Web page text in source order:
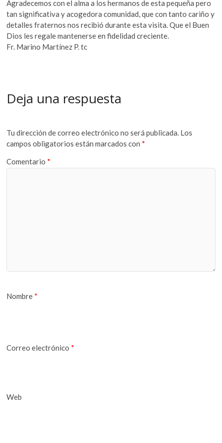
Agradecemos con el alma a los hermanos de esta pequeña pero
tan significativa y acogedora comunidad, que con tanto cariño y
detalles fraternos nos recibió durante esta visita. Que el Buen
Dios les regale mantenerse en fidelidad creciente.
Fr. Marino Martínez P. tc
Deja una respuesta
Tu dirección de correo electrónico no será publicada. Los
campos obligatorios están marcados con *
Comentario *
Nombre *
Correo electrónico *
Web